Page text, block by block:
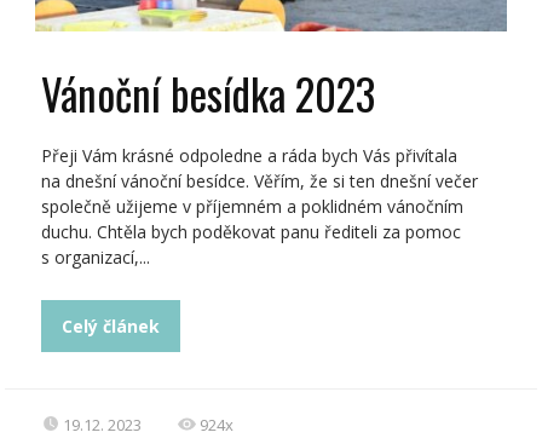
Vánoční besídka 2023
Přeji Vám krásné odpoledne a ráda bych Vás přivítala
na dnešní vánoční besídce. Věřím, že si ten dnešní večer
společně užijeme v příjemném a poklidném vánočním
duchu. Chtěla bych poděkovat panu řediteli za pomoc
s organizací,...
Celý článek
19.12. 2023 924x